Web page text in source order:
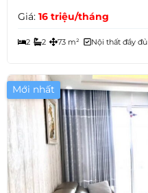
Giá: 16 triệu/tháng
2 2 73 m² Nội thất đầy đủ
Mới nhất Giá Tốt